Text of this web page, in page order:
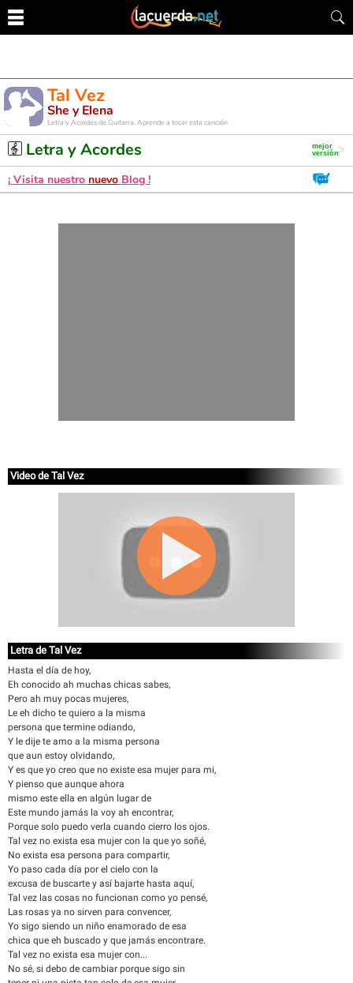
Tal Vez
She y Elena
Letra y Acordes de Guitarra. Aprende a tocar esta canción
Letra y Acordes
¡ Visita nuestro nuevo Blog !
Video de Tal Vez
Letra de Tal Vez
Hasta el día de hoy,
Eh conocido ah muchas chicas sabes,
Pero ah muy pocas mujeres,
Le eh dicho te quiero a la misma
persona que termine odiando,
Y le dije te amo a la misma persona
que aun estoy olvidando,
Y es que yo creo que no existe esa mujer para mi,
Y pienso que aunque ahora
mismo este ella en algún lugar de
Este mundo jamás la voy ah encontrar,
Porque solo puedo verla cuando cierro los ojos.
Tal vez no exista esa mujer con la que yo soñé,
No exista esa persona para compartir,
Yo paso cada día por el cielo con la
excusa de buscarte y así bajarte hasta aquí,
Tal vez las cosas no funcionan como yo pensé,
Las rosas ya no sirven para convencer,
Yo sigo siendo un niño enamorado de esa
chica que eh buscado y que jamás encontrare.
Tal vez no exista esa mujer con...
No sé, si debo de cambiar porque sigo sin